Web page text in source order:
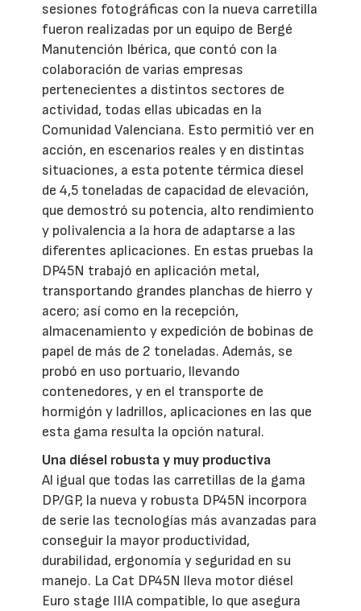
sesiones fotográficas con la nueva carretilla
fueron realizadas por un equipo de Bergé
Manutención Ibérica, que contó con la
colaboración de varias empresas
pertenecientes a distintos sectores de
actividad, todas ellas ubicadas en la
Comunidad Valenciana. Esto permitió ver en
acción, en escenarios reales y en distintas
situaciones, a esta potente térmica diesel
de 4,5 toneladas de capacidad de elevación,
que demostró su potencia, alto rendimiento
y polivalencia a la hora de adaptarse a las
diferentes aplicaciones. En estas pruebas la
DP45N trabajó en aplicación metal,
transportando grandes planchas de hierro y
acero; así como en la recepción,
almacenamiento y expedición de bobinas de
papel de más de 2 toneladas. Además, se
probó en uso portuario, llevando
contenedores, y en el transporte de
hormigón y ladrillos, aplicaciones en las que
esta gama resulta la opción natural.
Una diésel robusta y muy productiva
Al igual que todas las carretillas de la gama
DP/GP, la nueva y robusta DP45N incorpora
de serie las tecnologías más avanzadas para
conseguir la mayor productividad,
durabilidad, ergonomía y seguridad en su
manejo. La Cat DP45N lleva motor diésel
Euro stage IIIA compatible, lo que asegura